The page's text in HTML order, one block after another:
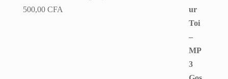
500,00 CFA